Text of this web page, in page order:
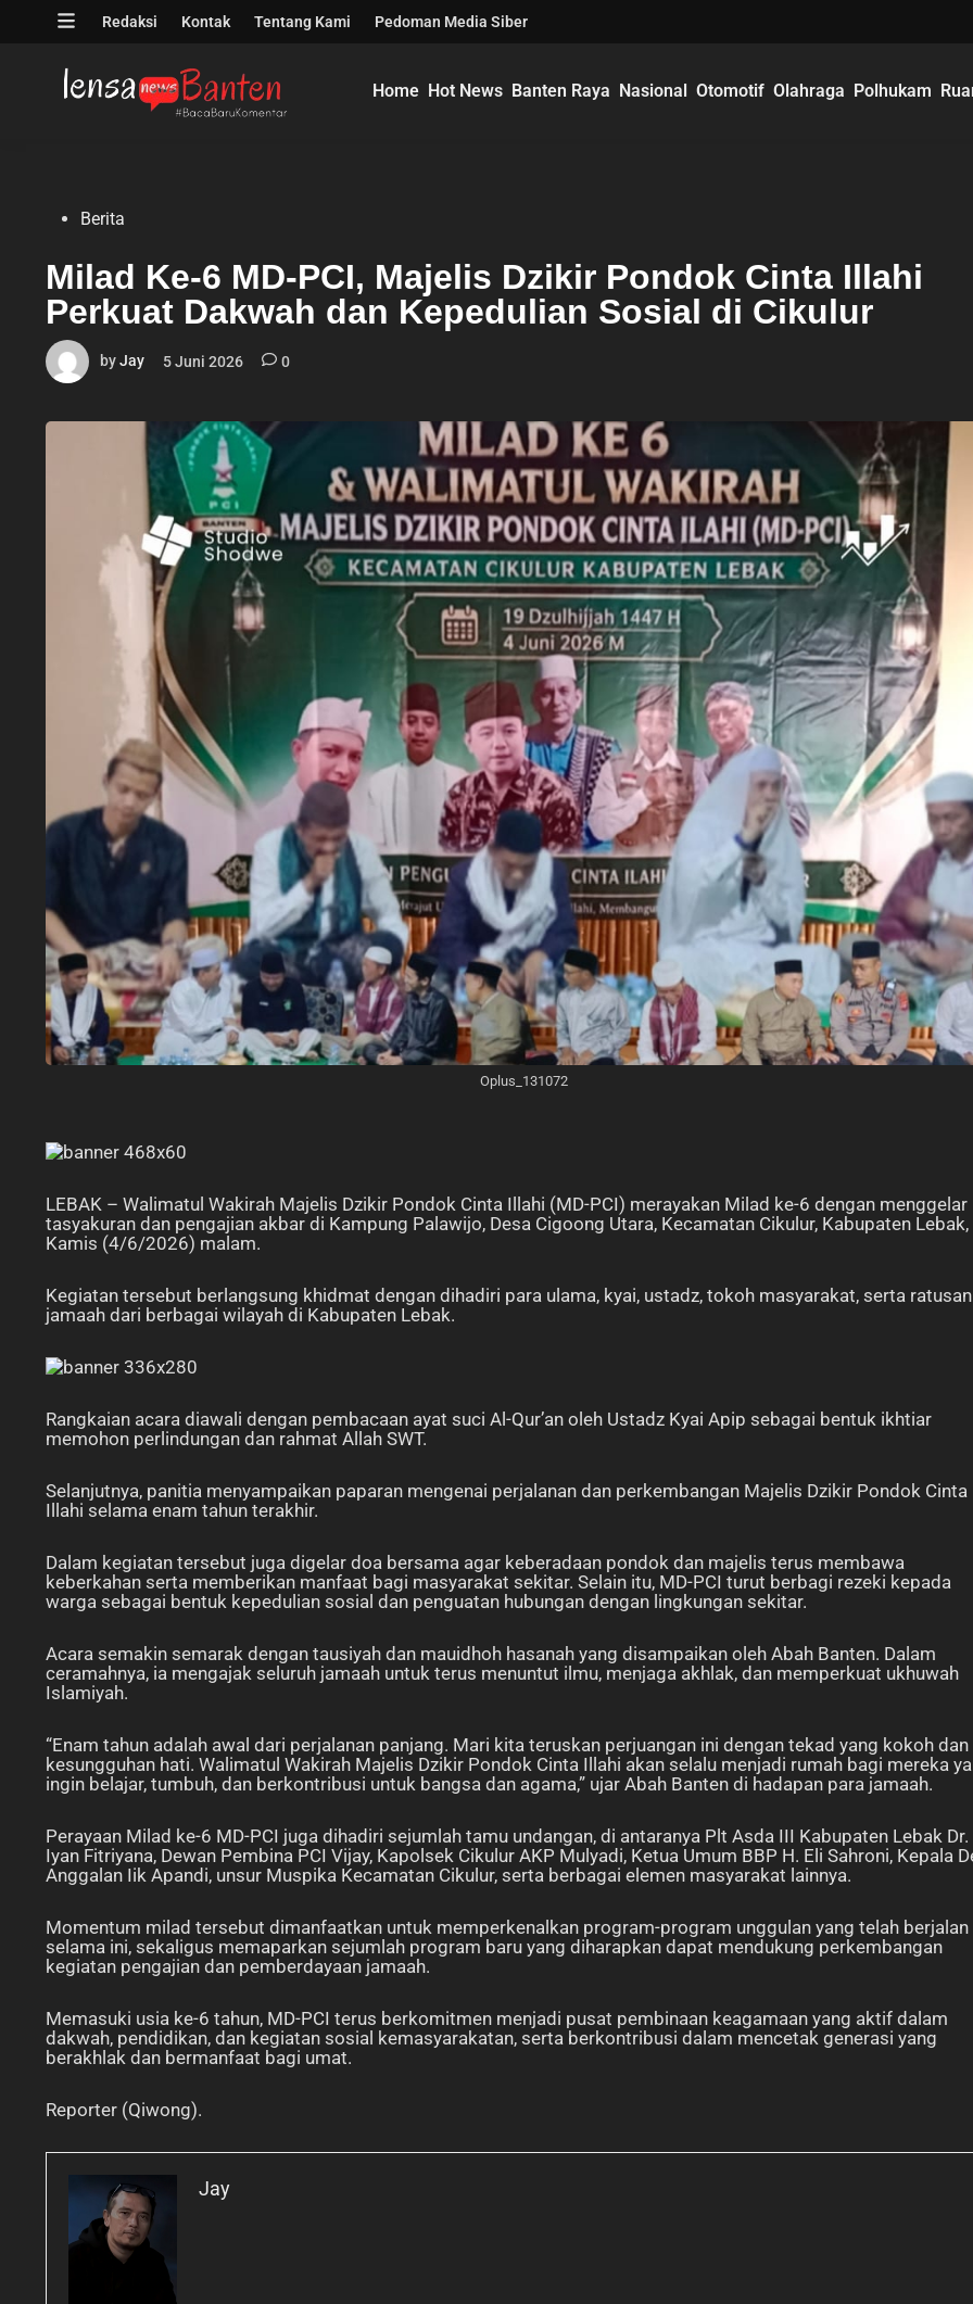
Open
Redaksi Kontak Tentang Kami Pedoman Media Siber
Home Hot News Banten Raya Nasional Otomotif Olahraga Polhukam
PostedBerita
Milad Ke-6 MD-PCI, Majelis Dzikir Pondok Cinta Illahi
Perkuat Dakwah dan Kepedulian Sosial di Cikulur
byJay 5 Juni 2026 0
Oplus_131072
LEBAK – Walimatul Wakirah Majelis Dzikir Pondok Cinta Illahi (MD-PCI) merayakan Milad ke-6 dengan menggelar
tasyakuran dan pengajian akbar di Kampung Palawijo, Desa Cigoong Utara, Kecamatan Cikulur, Kabupaten Lebak,
Kamis (4/6/2026) malam.
Kegiatan tersebut berlangsung khidmat dengan dihadiri para ulama, kyai, ustadz, tokoh masyarakat, serta ratusan
jamaah dari berbagai wilayah di Kabupaten Lebak.
Rangkaian acara diawali dengan pembacaan ayat suci Al-Qur’an oleh Ustadz Kyai Apip sebagai bentuk ikhtiar
memohon perlindungan dan rahmat Allah SWT.
Selanjutnya, panitia menyampaikan paparan mengenai perjalanan dan perkembangan Majelis Dzikir Pondok Cinta
Illahi selama enam tahun terakhir.
Dalam kegiatan tersebut juga digelar doa bersama agar keberadaan pondok dan majelis terus membawa
keberkahan serta memberikan manfaat bagi masyarakat sekitar. Selain itu, MD-PCI turut berbagi rezeki kepada
warga sebagai bentuk kepedulian sosial dan penguatan hubungan dengan lingkungan sekitar.
Acara semakin semarak dengan tausiyah dan mauidhoh hasanah yang disampaikan oleh Abah Banten. Dalam
ceramahnya, ia mengajak seluruh jamaah untuk terus menuntut ilmu, menjaga akhlak, dan memperkuat ukhuwah
Islamiyah.
“Enam tahun adalah awal dari perjalanan panjang. Mari kita teruskan perjuangan ini dengan tekad yang kokoh dan
kesungguhan hati. Walimatul Wakirah Majelis Dzikir Pondok Cinta Illahi akan selalu menjadi rumah bagi mereka
ingin belajar, tumbuh, dan berkontribusi untuk bangsa dan agama,” ujar Abah Banten di hadapan para jamaah.
Perayaan Milad ke-6 MD-PCI juga dihadiri sejumlah tamu undangan, di antaranya Plt Asda III Kabupaten Lebak Dr.
Iyan Fitriyana, Dewan Pembina PCI Vijay, Kapolsek Cikulur AKP Mulyadi, Ketua Umum BBP H. Eli Sahroni, Kepala
Anggalan Iik Apandi, unsur Muspika Kecamatan Cikulur, serta berbagai elemen masyarakat lainnya.
Momentum milad tersebut dimanfaatkan untuk memperkenalkan program-program unggulan yang telah berjalan
selama ini, sekaligus memaparkan sejumlah program baru yang diharapkan dapat mendukung perkembangan
kegiatan pengajian dan pemberdayaan jamaah.
Memasuki usia ke-6 tahun, MD-PCI terus berkomitmen menjadi pusat pembinaan keagamaan yang aktif dalam
dakwah, pendidikan, dan kegiatan sosial kemasyarakatan, serta berkontribusi dalam mencetak generasi yang
berakhlak dan bermanfaat bagi umat.
Reporter (Qiwong).
Jay